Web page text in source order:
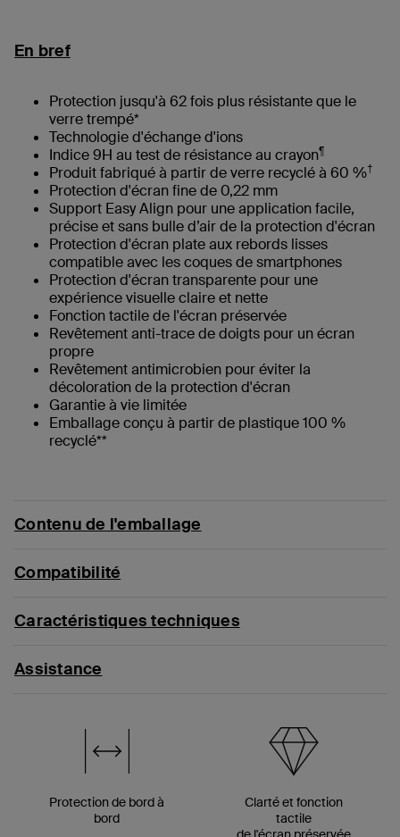
En bref
Protection jusqu'à 62 fois plus résistante que le
verre trempé*
Technologie d'échange d'ions
Indice 9H au test de résistance au crayon¶
Produit fabriqué à partir de verre recyclé à 60 %†
Protection d'écran fine de 0,22 mm
Support Easy Align pour une application facile,
précise et sans bulle d’air de la protection d'écran
Protection d'écran plate aux rebords lisses
compatible avec les coques de smartphones
Protection d'écran transparente pour une
expérience visuelle claire et nette
Fonction tactile de l'écran préservée
Revêtement anti-trace de doigts pour un écran
propre
Revêtement antimicrobien pour éviter la
décoloration de la protection d'écran
Garantie à vie limitée
Emballage conçu à partir de plastique 100 %
recyclé**
Contenu de l'emballage
Compatibilité
Caractéristiques techniques
Assistance
Protection de bord à
bord
Clarté et fonction
tactile